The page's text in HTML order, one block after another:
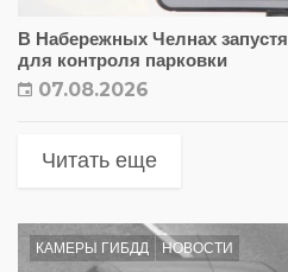
В Набережных Челнах
для контроля парковки
07.08.2026
Читать еще
КАМЕРЫ ГИБДД НОВОСТИ